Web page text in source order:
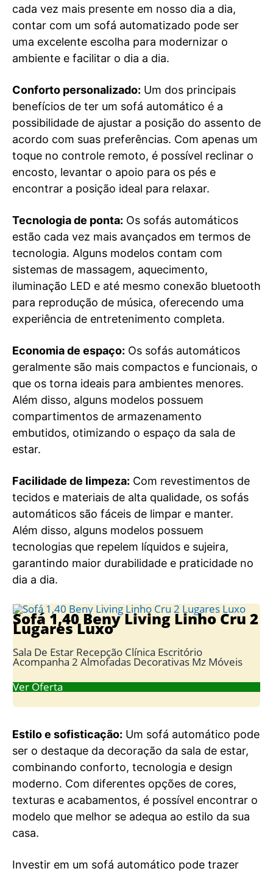
cada vez mais presente em nosso dia a dia,
contar com um sofá automatizado pode ser
uma excelente escolha para modernizar o
ambiente e facilitar o dia a dia.
Conforto personalizado: Um dos principais
benefícios de ter um sofá automático é a
possibilidade de ajustar a posição do assento de
acordo com suas preferências. Com apenas um
toque no controle remoto, é possível reclinar o
encosto, levantar o apoio para os pés e
encontrar a posição ideal para relaxar.
Tecnologia de ponta: Os sofás automáticos
estão cada vez mais avançados em termos de
tecnologia. Alguns modelos contam com
sistemas de massagem, aquecimento,
iluminação LED e até mesmo conexão bluetooth
para reprodução de música, oferecendo uma
experiência de entretenimento completa.
Economia de espaço: Os sofás automáticos
geralmente são mais compactos e funcionais, o
que os torna ideais para ambientes menores.
Além disso, alguns modelos possuem
compartimentos de armazenamento
embutidos, otimizando o espaço da sala de
estar.
Facilidade de limpeza: Com revestimentos de
tecidos e materiais de alta qualidade, os sofás
automáticos são fáceis de limpar e manter.
Além disso, alguns modelos possuem
tecnologias que repelem líquidos e sujeira,
garantindo maior durabilidade e praticidade no
dia a dia.
Sofá 1,40 Beny Living Linho Cru 2
Lugares Luxo
Sala De Estar Recepção Clínica Escritório
Acompanha 2 Almofadas Decorativas Mz Móveis
Ver Oferta
Estilo e sofisticação: Um sofá automático pode
ser o destaque da decoração da sala de estar,
combinando conforto, tecnologia e design
moderno. Com diferentes opções de cores,
texturas e acabamentos, é possível encontrar o
modelo que melhor se adequa ao estilo da sua
casa.
Investir em um sofá automático pode trazer